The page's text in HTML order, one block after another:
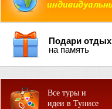
Подари отдых
на память
Все туры и
идеи в Тунисе